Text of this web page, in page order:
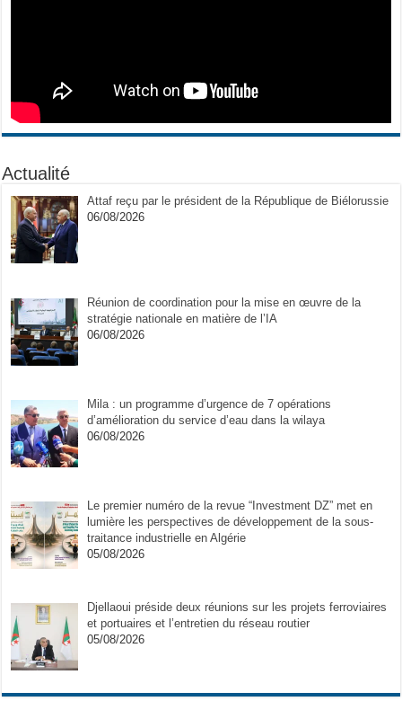
Actualité
Attaf reçu par le président de la République de Biélorussie
06/08/2026
Réunion de coordination pour la mise en œuvre de la
stratégie nationale en matière de l’IA
06/08/2026
Mila : un programme d’urgence de 7 opérations
d’amélioration du service d’eau dans la wilaya
06/08/2026
Le premier numéro de la revue “Investment DZ” met en
lumière les perspectives de développement de la sous-
traitance industrielle en Algérie
05/08/2026
Djellaoui préside deux réunions sur les projets ferroviaires
et portuaires et l’entretien du réseau routier
05/08/2026